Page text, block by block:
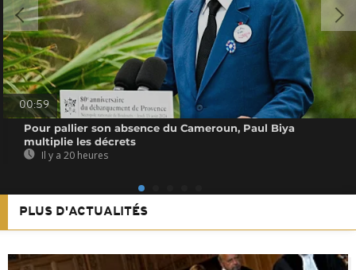
00:59
Pour pallier son absence du Cameroun, Paul Biya
multiplie les décrets
Il y a 20 heures
PLUS D'ACTUALITÉS